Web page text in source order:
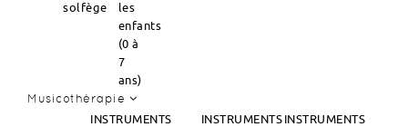
solfège
les
enfants
(0 à
7
ans)
Musicothérapie
INSTRUMENTS
INSTRUMENTSINSTRUMENTS